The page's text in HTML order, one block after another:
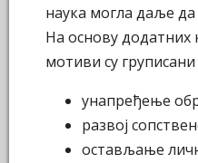
наука могла даље да
На основу
мотиви су
унапређење
развој
остављање